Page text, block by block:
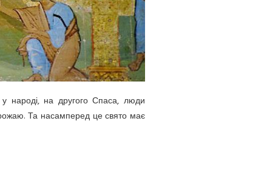
народі, на другого Спаса, люди
Та насамперед це свято має